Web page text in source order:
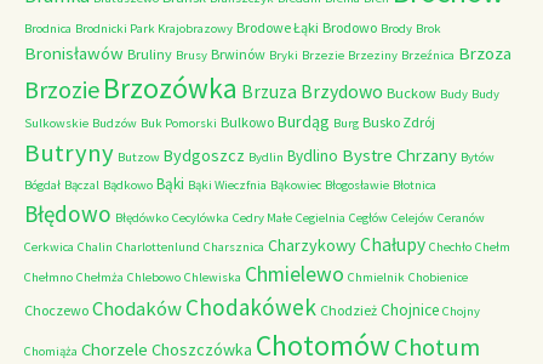
Brodnica Brodnicki Park Krajobrazowy Brodowe Łąki Brodowo Brody Brok
Bronisławów Bruliny Brusy Brwinów Bryki Brzezie Brzeziny Brzeźnica Brzoza
Brzozie Brzozówka Brzuza Brzydowo Buckow Budy Budy
Sulkowskie Budzów Buk Pomorski Bulkowo Burdąg Burg Busko Zdrój
Butryny Butzow Bydgoszcz Bydlin Bydlino Bystre Chrzany Bytów
Bógdał Bączal Bądkowo Bąki Bąki Wieczfnia Bąkowiec Błogosławie Błotnica
Błędowo Błędówko Cecylówka Cedry Małe Cegielnia Cegłów Celejów Ceranów
Cerkwica Chalin Charlottenlund Charsznica CharzykowyChałupy Chechło Chełm
Chełmno Chełmża Chlebowo Chlewiska Chmielewo Chmielnik Chobienice
Choczewo ChodakówChodakówek Chodzież Chojnice Chojny
Chomiąża Chorzele Choszczówka ChotomówChotum